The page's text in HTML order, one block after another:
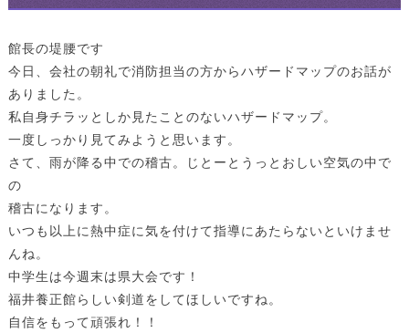
館長の堤腰です
今日、会社の朝礼で消防担当の方からハザードマップのお話が
ありました。
私自身チラッとしか見たことのないハザードマップ。
一度しっかり見てみようと思います。
さて、雨が降る中での稽古。じとーとうっとおしい空気の中で
の
稽古になります。
いつも以上に熱中症に気を付けて指導にあたらないといけませ
んね。
中学生は今週末は県大会です！
福井養正館らしい剣道をしてほしいですね。
自信をもって頑張れ！！